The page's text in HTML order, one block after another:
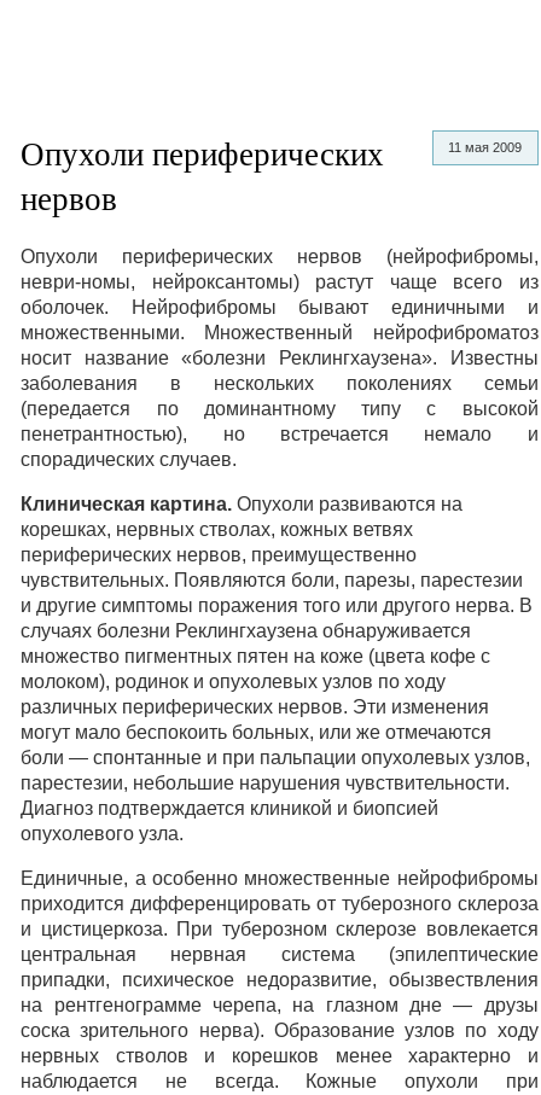
11 мая 2009
Опухоли периферических
нервов
Опухоли периферических нервов (нейрофибромы,
неври-номы, нейроксантомы) растут чаще всего из
оболочек. Нейрофибромы бывают единичными и
множественными. Множественный нейрофиброматоз
носит название «болезни Реклингхаузена». Известны
заболевания в нескольких поколениях семьи
(передается по доминантному типу с высокой
пенетрантностью), но встречается немало и
спорадических случаев.
Клиническая картина. Опухоли развиваются на
корешках, нервных стволах, кожных ветвях
периферических нервов, преимущественно
чувствительных. Появляются боли, парезы, парестезии
и другие симптомы поражения того или другого нерва. В
случаях болезни Реклингхаузена обнаруживается
множество пигментных пятен на коже (цвета кофе с
молоком), родинок и опухолевых узлов по ходу
различных периферических нервов. Эти изменения
могут мало беспокоить больных, или же отмечаются
боли — спонтанные и при пальпации опухолевых узлов,
парестезии, небольшие нарушения чувствительности.
Диагноз подтверждается клиникой и биопсией
опухолевого узла.
Единичные, а особенно множественные нейрофибромы
приходится дифференцировать от туберозного склероза
и цистицеркоза. При туберозном склерозе вовлекается
центральная нервная система (эпилептические
припадки, психическое недоразвитие, обызвествления
на рентгенограмме черепа, на глазном дне — друзы
соска зрительного нерва). Образование узлов по ходу
нервных стволов и корешков менее характерно и
наблюдается не всегда. Кожные опухоли при